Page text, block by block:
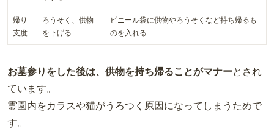
帰り
支度
ろうそく、供物
を下げる
ビニール袋に供物やろうそくなど持ち帰るも
のを入れる
お墓参りをした後は、供物を持ち帰ることがマナーとされ
ています。
霊園内をカラスや猫がうろつく原因になってしまうためで
す。